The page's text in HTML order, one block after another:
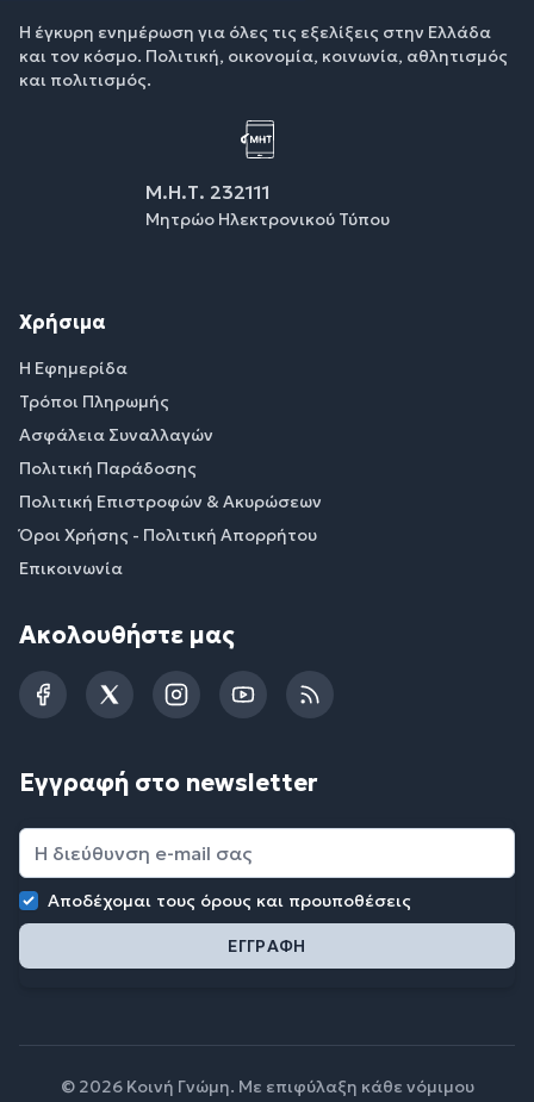
Η έγκυρη ενημέρωση για όλες τις εξελίξεις στην Ελλάδα
και τον κόσμο. Πολιτική, οικονομία, κοινωνία, αθλητισμός
και πολιτισμός.
Μ.Η.Τ. 232111
Μητρώο Ηλεκτρονικού Τύπου
Χρήσιμα
Η Εφημερίδα
Τρόποι Πληρωμής
Ασφάλεια Συναλλαγών
Πολιτική Παράδοσης
Πολιτική Επιστροφών & Ακυρώσεων
Όροι Χρήσης - Πολιτική Απορρήτου
Επικοινωνία
Ακολουθήστε μας
FacebookTwitterInstagramYouTubeRSS
Εγγραφή στο newsletter
Αποδέχομαι τους όρους και προυποθέσεις
© 2026 Κοινή Γνώμη. Με επιφύλαξη κάθε νόμιμου